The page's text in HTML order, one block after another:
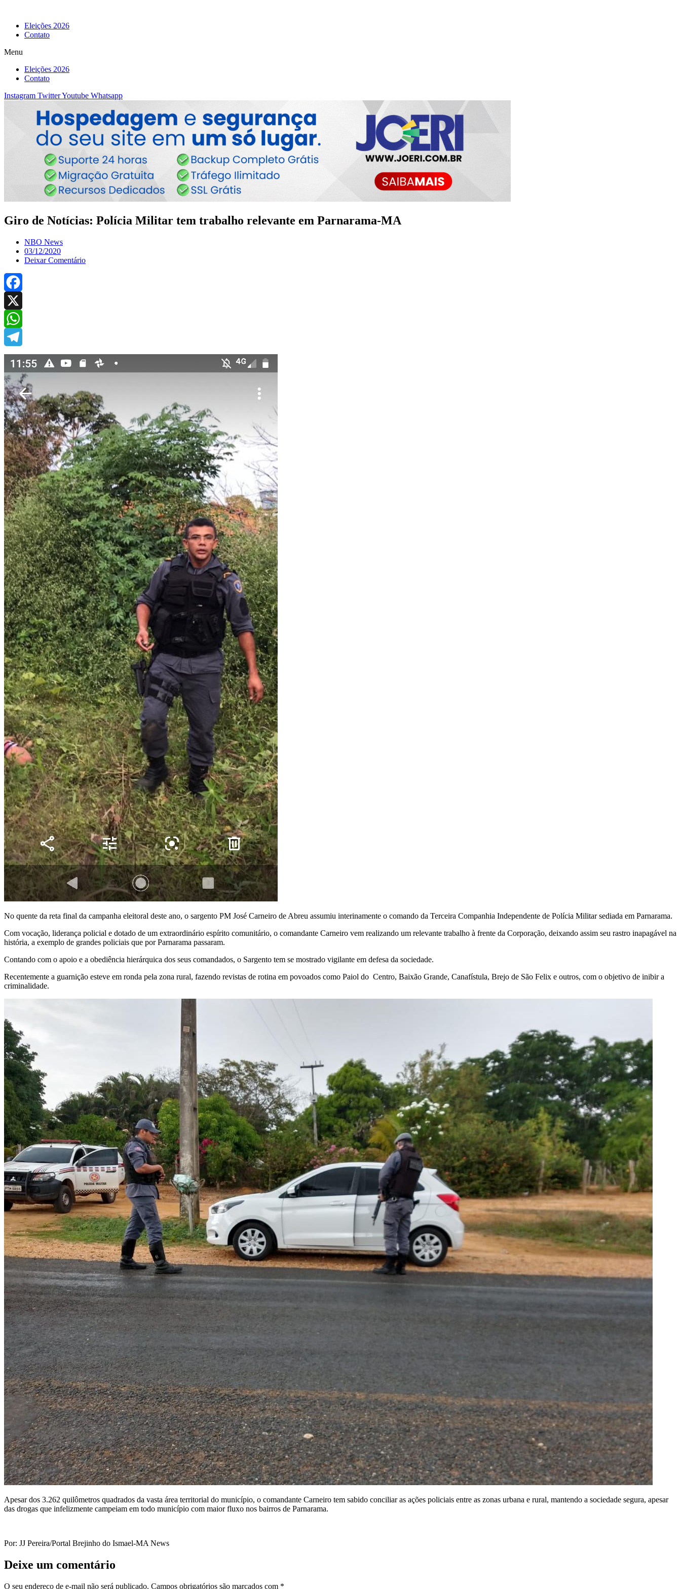
Eleições 2026
Contato
Menu
Eleições 2026
Contato
Instagram TwitterYoutube Whatsapp
Giro de Notícias: Polícia Militar tem trabalho relevante em Parnarama-MA
NBO News
03/12/2020
Deixar Comentário
Facebook
X
WhatsApp
Telegram
No quente da reta final da campanha eleitoral deste ano, o sargento PM José Carneiro de Abreu assumiu interinamente o comando da Terceira Companhia Independente de Polícia Militar sediada em Parnarama.
Com vocação, liderança policial e dotado de um extraordinário espírito comunitário, o comandante Carneiro vem realizando um relevante trabalho à frente da Corporação, deixando assim seu rastro inapagável na
história, a exemplo de grandes policiais que por Parnarama passaram.
Contando com o apoio e a obediência hierárquica dos seus comandados, o Sargento tem se mostrado vigilante em defesa da sociedade.
Recentemente a guarnição esteve em ronda pela zona rural, fazendo revistas de rotina em povoados como Paiol do Centro, Baixão Grande, Canafístula, Brejo de São Felix e outros, com o objetivo de inibir a
criminalidade.
Apesar dos 3.262 quilômetros quadrados da vasta área territorial do município, o comandante Carneiro tem sabido conciliar as ações policiais entre as zonas urbana e rural, mantendo a sociedade segura, apesar
das drogas que infelizmente campeiam em todo município com maior fluxo nos bairros de Parnarama.
Por: JJ Pereira/Portal Brejinho do Ismael-MA News
Deixe um comentário
O seu endereço de e-mail não será publicado. Campos obrigatórios são marcados com *